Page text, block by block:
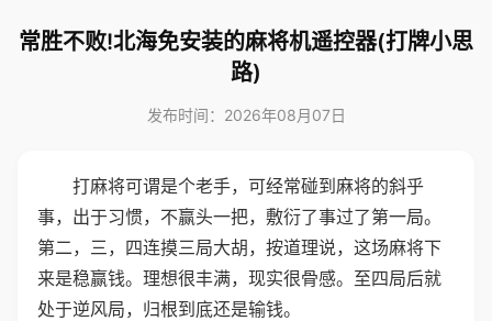
常胜不败!北海免安装的麻将机遥控器(打牌小思
路)
发布时间：2026年08月07日
打麻将可谓是个老手，可经常碰到麻将的斜乎
事，出于习惯，不赢头一把，敷衍了事过了第一局。
第二，三，四连摸三局大胡，按道理说，这场麻将下
来是稳赢钱。理想很丰满，现实很骨感。至四局后就
处于逆风局，归根到底还是输钱。